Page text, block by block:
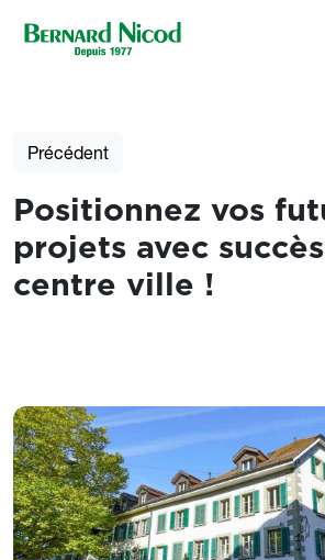
Précédent
Positionnez vos
projets avec
centre ville !
Photos